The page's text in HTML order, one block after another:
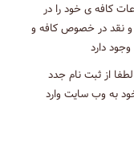
کافه ی خود را در
و نقد در خصوص کافه و
دارد
از ثبت نام جدد
به وب سایت وارد